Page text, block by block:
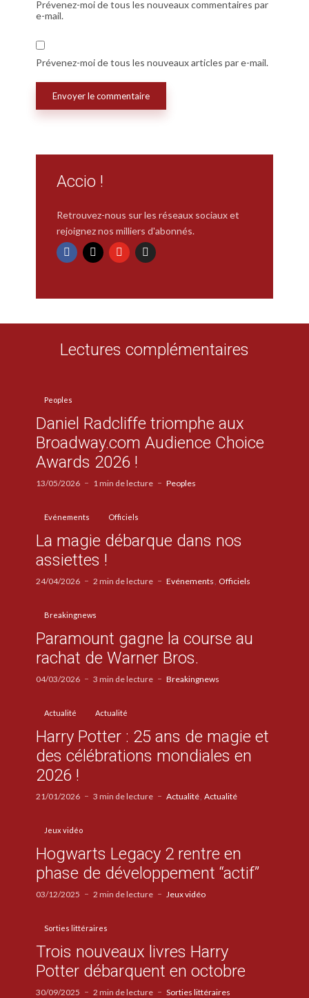
Prévenez-moi de tous les nouveaux commentaires par
e-mail.
Prévenez-moi de tous les nouveaux articles par e-mail.
Accio !
Retrouvez-nous sur les réseaux sociaux et
rejoignez nos milliers d'abonnés.
Lectures complémentaires
Peoples
Daniel Radcliffe triomphe aux
Broadway.com Audience Choice
Awards 2026 !
13/05/2026 1 min de lecture Peoples
Evénements Officiels
La magie débarque dans nos
assiettes !
24/04/2026 2 min de lecture Evénements Officiels
Breakingnews
Paramount gagne la course au
rachat de Warner Bros.
04/03/2026 3 min de lecture Breakingnews
Actualité Actualité
Harry Potter : 25 ans de magie et
des célébrations mondiales en
2026 !
21/01/2026 3 min de lecture Actualité Actualité
Jeux vidéo
Hogwarts Legacy 2 rentre en
phase de développement “actif”
03/12/2025 2 min de lecture Jeux vidéo
Sorties littéraires
Trois nouveaux livres Harry
Potter débarquent en octobre
30/09/2025 2 min de lecture Sorties littéraires